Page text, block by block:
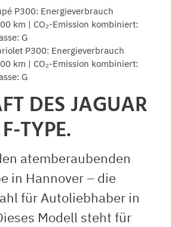
P300: Energieverbrauch
km | CO₂-Emission kombiniert:
G
P300: Energieverbrauch
km | CO₂-Emission kombiniert:
G
DES JAGUAR
F-TYPE.
atemberaubenden
in Hannover – die
für Autoliebhaber in
Modell steht für